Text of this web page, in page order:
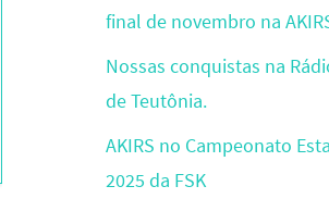
final de novembro na
Nossas conquistas na
de Teutônia.
AKIRS no Campeonato
2025 da FSK